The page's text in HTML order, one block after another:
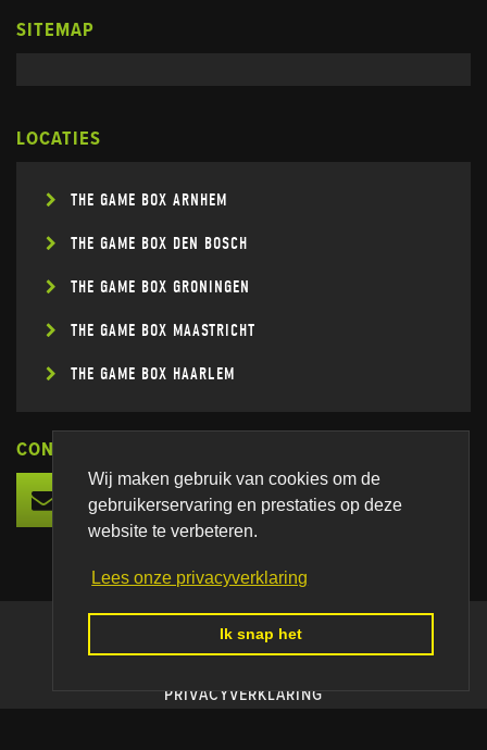
Wij maken gebruik van cookies om de
gebruikerservaring en prestaties op deze
website te verbeteren.
Lees onze privacyverklaring
Ik snap het
SITEMAP
LOCATIES
THE GAME BOX ARNHEM
THE GAME BOX DEN BOSCH
THE GAME BOX GRONINGEN
THE GAME BOX MAASTRICHT
THE GAME BOX HAARLEM
CONNECT
© 2026 THE GAME BOX
PRIVACYVERKLARING